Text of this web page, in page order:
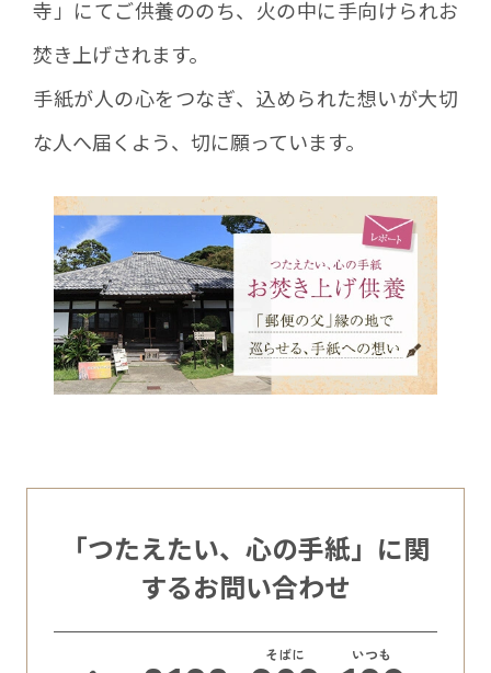
寺」にてご供養ののち、火の中に手向けられお
焚き上げされます。
手紙が人の心をつなぎ、込められた想いが大切
な人へ届くよう、切に願っています。
「つたえたい、心の手紙」に関
するお問い合わせ